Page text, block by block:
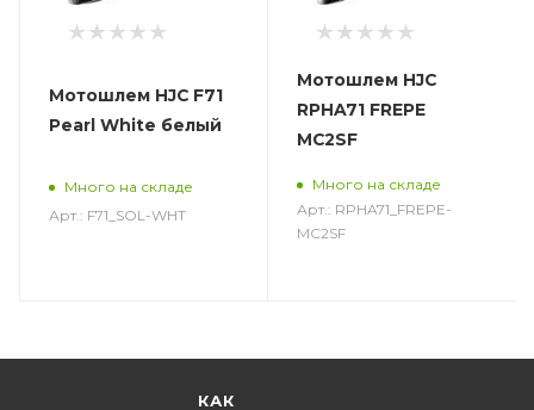
Мотошлем HJC F71
Pearl White белый
Много на складе
Арт.: F71_SOL-WHT
Мотошлем HJC
RPHA71 FREPE
MC2SF
Много на складе
Арт.: RPHA71_FREPE-
MC2SF
КАК